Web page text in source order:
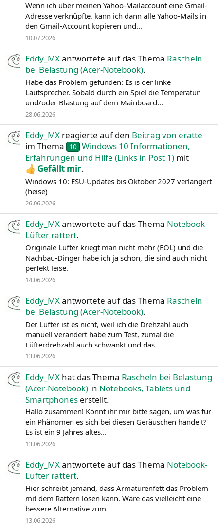
Wenn ich über meinen Yahoo-Mailaccount eine Gmail-
Adresse verknüpfte, kann ich dann alle Yahoo-Mails in
den Gmail-Account kopieren und...
10.07.2026
Eddy_MXantwortete auf das Thema Rascheln
bei Belastung (Acer-Notebook).
Habe das Problem gefunden: Es is der linke
Lautsprecher. Sobald durch ein Spiel die Temperatur
und/oder Blastung auf dem Mainboard...
28.06.2026
Eddy_MX reagierte auf den Beitrag von eratte
im Thema
10 Windows 10 Informationen,
Erfahrungen und Hilfe (Links in Post 1) mit
Gefällt mir.
Windows 10: ESU-Updates bis Oktober 2027 verlängert
(heise)
26.06.2026
Eddy_MXantwortete auf das Thema Notebook-
Lüfter rattert.
Originale Lüfter kriegt man nicht mehr (EOL) und die
Nachbau-Dinger habe ich ja schon, die sind auch nicht
perfekt leise.
14.06.2026
Eddy_MXantwortete auf das Thema Rascheln
bei Belastung (Acer-Notebook).
Der Lüfter ist es nicht, weil ich die Drehzahl auch
manuell verändert habe zum Test, zumal die
Lüfterdrehzahl auch schwankt und das...
13.06.2026
Eddy_MX hat das Thema Rascheln bei Belastung
(Acer-Notebook) in Notebooks, Tablets und
Smartphones erstellt.
Hallo zusammen! Könnt ihr mir bitte sagen, um was für
ein Phänomen es sich bei diesen Geräuschen handelt?
Es ist ein 9 Jahres altes...
13.06.2026
Eddy_MXantwortete auf das Thema Notebook-
Lüfter rattert.
Hier schreibt jemand, dass Armaturenfett das Problem
mit dem Rattern lösen kann. Wäre das vielleicht eine
bessere Alternative zum...
13.06.2026